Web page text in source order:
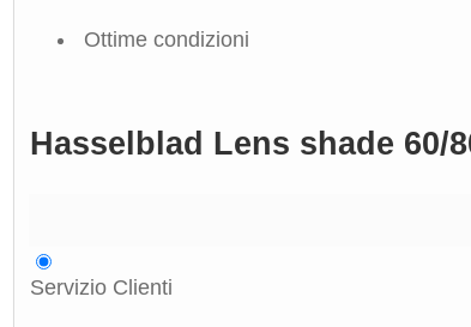
Ottime condizioni
Hasselblad Lens shade 60/
Servizio Clienti